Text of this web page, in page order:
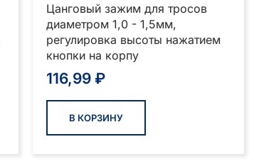
Цанговый зажим для тросов
диаметром 1,0 - 1,5мм,
регулировка высоты нажатием
кнопки на корпу
116,99₽
В КОРЗИНУ